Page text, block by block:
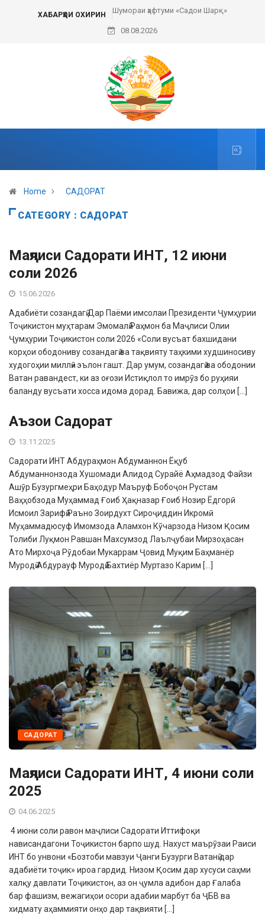
ХАБАРҲОИ ОХИРИН
Шумораи ҳафтуми «Садои Шарқ» Пешвои ҳаракати сулҳи ҷаҳонӣ
08.08.2026
Home САДОРАТ
CATEGORY : САДОРАТ
Маҷлиси Садорати ИНТ, 12 июни
соли 2026
15.06.2026
Адабиёти созандагӣ Дар Паёми имсолаи Президенти Ҷумҳурии
Тоҷикистон муҳтарам Эмомалӣ Раҳмон ба Маҷлиси Олии
Ҷумҳурии Тоҷикистон соли 2026 «Соли вусъат бахшидани
корҳои ободониву созандагӣ ва тақвияту таҳкими худшиносиву
худогоҳии миллӣ» эълон гашт. Дар умум, созандагӣ ва ободонии
Ватан равандест, ки аз оғози Истиқлол то имрӯз бо руҳияи
баланду вусъати хосса идома дорад. Бавижа, дар солҳои […]
Аъзои Садорат
13.11.2025
Садорати ИНТ Абдураҳмон Абдуманнон Ёқуб
Абдуманнонзода Хушомади Алидод Сурайё Аҳмадзод Файзи
Ашӯр Бузургмеҳри Баҳодур Маъруф Бобоҷон Рустам
Ваҳҳобзода Муҳаммад Ғоиб Ҳақназар Ғоиб Нозир Ёдгорӣ
Исмоил Зарифӣ Раъно Зоирдухт Сироҷиддин Икромӣ
Муҳаммадюсуф Имомзода Аламхон Кӯчарзода Низом Қосим
Толиби Луқмон Равшан Махсумзод Лаълҷубаи Мирзоҳасан
Ато Мирхоҷа Рӯдобаи Мукаррам Ҷовид Муқим Баҳманёр
Муродӣ Абдурауф Муродӣ Бахтиёр Муртазо Карим […]
САДОРАТ
Маҷлиси Садорати ИНТ, 4 июни соли
2025
04.06.2025
4 июни соли равон маҷлиси Садорати Иттифоқи
нависандагони Тоҷикистон барпо шуд. Нахуст маърӯзаи Раиси
ИНТ бо унвони «Бозтоби мавзуи Ҷанги Бузурги Ватанӣ дар
адабиёти тоҷик» ироа гардид. Низом Қосим дар хусуси саҳми
халқу давлати Тоҷикистон, аз он ҷумла адибон дар Ғалаба
бар фашизм, вежагиҳои осори адабии марбут ба ҶБВ ва
хидмату аҳаммияти онҳо дар тақвияти […]